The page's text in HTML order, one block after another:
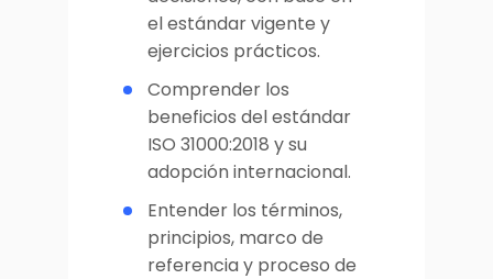
el estándar vigente y
ejercicios prácticos.
Comprender los
beneficios del estándar
ISO 31000:2018 y su
adopción internacional.
Entender los términos,
principios, marco de
referencia y proceso de